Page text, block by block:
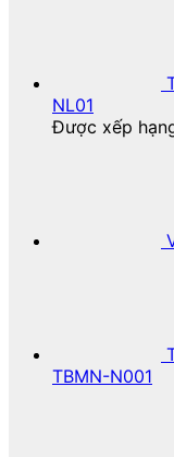
NL01
Được xếp
TBMN-N001